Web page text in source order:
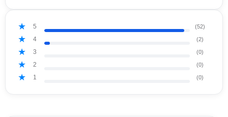
5 (52)
4 (2)
3 (0)
2 (0)
1 (0)